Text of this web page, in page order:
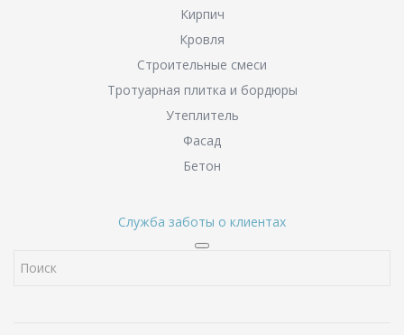
Кирпич
Кровля
Строительные смеси
Тротуарная плитка и бордюры
Утеплитель
Фасад
Бетон
Служба заботы о клиентах